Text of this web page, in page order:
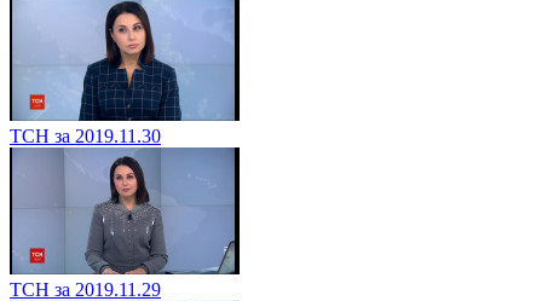
ТСН за 2019.11.30
ТСН за 2019.11.29